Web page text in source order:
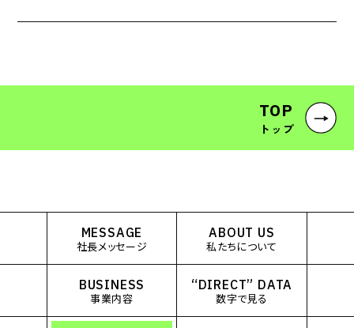
TOP
トップ
MESSAGE
社長メッセージ
ABOUT US
私たちについて
BUSINESS
事業内容
“DIRECT” DATA
数字で見る